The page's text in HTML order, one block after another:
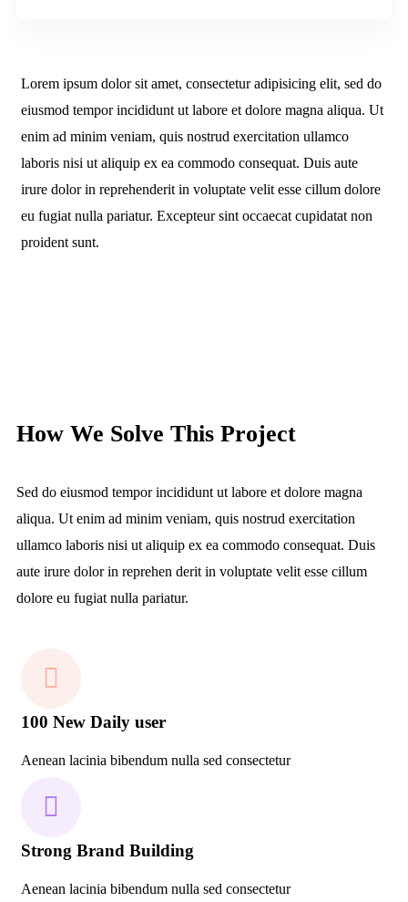
Lorem ipsum dolor sit amet, consectetur adipisicing elit, sed do
eiusmod tempor incididunt ut labore et dolore magna aliqua. Ut
enim ad minim veniam, quis nostrud exercitation ullamco
laboris nisi ut aliquip ex ea commodo consequat. Duis aute
irure dolor in reprehenderit in voluptate velit esse cillum dolore
eu fugiat nulla pariatur. Excepteur sint occaecat cupidatat non
proident sunt.
How We Solve This Project
Sed do eiusmod tempor incididunt ut labore et dolore magna
aliqua. Ut enim ad minim veniam, quis nostrud exercitation
ullamco laboris nisi ut aliquip ex ea commodo consequat. Duis
aute irure dolor in reprehen derit in voluptate velit esse cillum
dolore eu fugiat nulla pariatur.
100 New Daily user
Aenean lacinia bibendum nulla sed consectetur
Strong Brand Building
Aenean lacinia bibendum nulla sed consectetur